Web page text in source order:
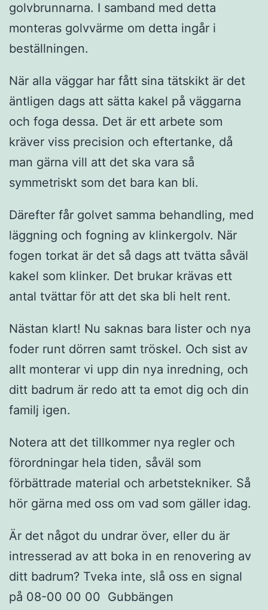
golvbrunnarna. I samband med detta
monteras golvvärme om detta ingår i
beställningen.
När alla väggar har fått sina tätskikt är det
äntligen dags att sätta kakel på väggarna
och foga dessa. Det är ett arbete som
kräver viss precision och eftertanke, då
man gärna vill att det ska vara så
symmetriskt som det bara kan bli.
Därefter får golvet samma behandling, med
läggning och fogning av klinkergolv. När
fogen torkat är det så dags att tvätta såväl
kakel som klinker. Det brukar krävas ett
antal tvättar för att det ska bli helt rent.
Nästan klart! Nu saknas bara lister och nya
foder runt dörren samt tröskel. Och sist av
allt monterar vi upp din nya inredning, och
ditt badrum är redo att ta emot dig och din
familj igen.
Notera att det tillkommer nya regler och
förordningar hela tiden, såväl som
förbättrade material och arbetstekniker. Så
hör gärna med oss om vad som gäller idag.
Är det något du undrar över, eller du är
intresserad av att boka in en renovering av
ditt badrum? Tveka inte, slå oss en signal
på 08-00 00 00 Gubbängen